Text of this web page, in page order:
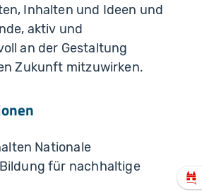
Inhalten und Ideen und
aktiv und
an der Gestaltung
Zukunft mitzuwirken.
Nationale
für nachhaltige